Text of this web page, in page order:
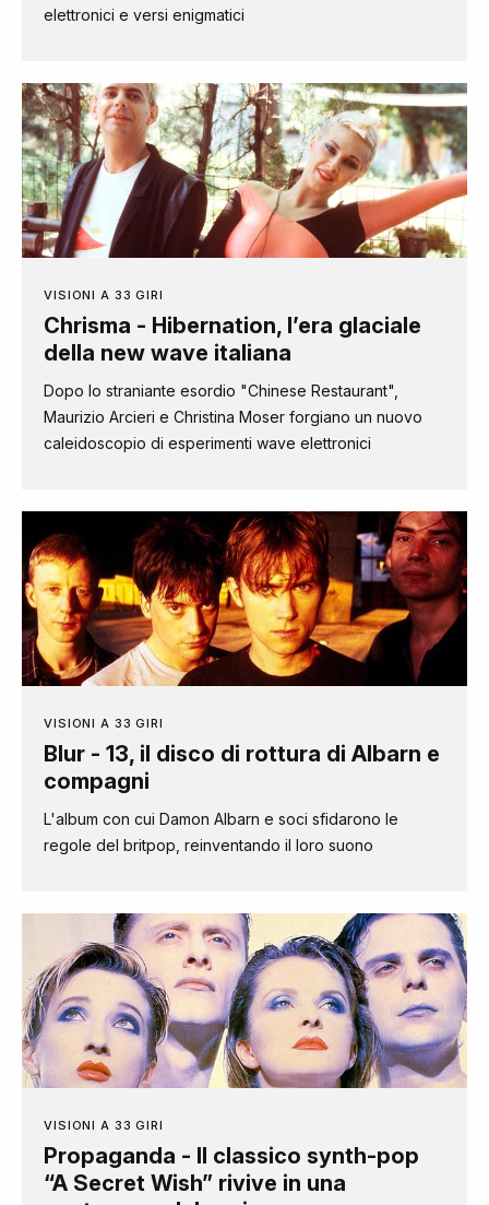
elettronici e versi enigmatici
VISIONI A 33 GIRI
Chrisma - Hibernation, l’era glaciale
della new wave italiana
Dopo lo straniante esordio "Chinese Restaurant",
Maurizio Arcieri e Christina Moser forgiano un nuovo
caleidoscopio di esperimenti wave elettronici
VISIONI A 33 GIRI
Blur - 13, il disco di rottura di Albarn e
compagni
L'album con cui Damon Albarn e soci sfidarono le
regole del britpop, reinventando il loro suono
VISIONI A 33 GIRI
Propaganda - Il classico synth-pop
“A Secret Wish” rivive in una